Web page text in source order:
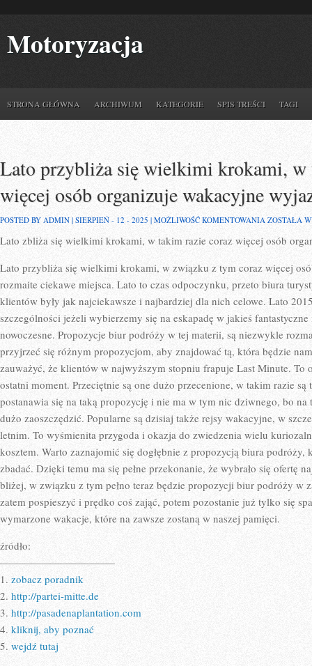
Motoryzacja
STRONA GŁÓWNA ARCHIWUM KATEGORIE SPIS TREŚCI TAGI
Lato przybliża się wielkimi krokami, w
więcej osób organizuje wakacyjne
POSTED BY ADMIN | SIERPIEŃ - 12 - 2025 | MOŻLIWOŚĆ KOMENTOWANIA LATO
SIĘ
W
TAKIM
CORAZ
WIĘCEJ
OSÓB
WYJAZDY
ZOSTAŁA
Lato zbliża się wielkimi krokami, w takim razie coraz więcej osób
Lato przybliża się wielkimi krokami, w związku z tym coraz więcej
rozmaite ciekawe miejsca. Lato to czas odpoczynku, przeto biura
klientów były jak najciekawsze i najbardziej dla nich celowe. Lato
szczególności jeżeli wybierzemy się na eskapadę w jakieś
nowoczesne. Propozycje biur podróży w tej materii, są niezwykle
przyjrzeć się różnym propozycjom, aby znajdować tą, która będzie
zauważyć, że klientów w najwyższym stopniu frapuje Last Minute. To
ostatni moment. Przeciętnie są one dużo przecenione, w takim razie
postanawia się na taką propozycję i nie ma w tym nic dziwnego, bo
dużo zaoszczędzić. Popularne są dzisiaj także rejsy wakacyjne, w
letnim. To wyśmienita przygoda i okazja do zwiedzenia wielu
kosztem. Warto zaznajomić się dogłębnie z propozycją biura podróży,
zbadać. Dzięki temu ma się pełne przekonanie, że wybrało się ofertę
bliżej, w związku z tym pełno teraz będzie propozycji biur podróży w
zatem pospieszyć i prędko coś zająć, potem pozostanie już tylko się
wymarzone wakacje, które na zawsze zostaną w naszej pamięci.
źródło:
———————————
1. zobacz poradnik
2. http://partei-mitte.de
3. http://pasadenaplantation.com
4. kliknij, aby poznać
5. wejdź tutaj